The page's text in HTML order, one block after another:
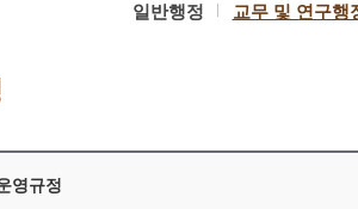
일반행정 교무 및 연구행
영규정